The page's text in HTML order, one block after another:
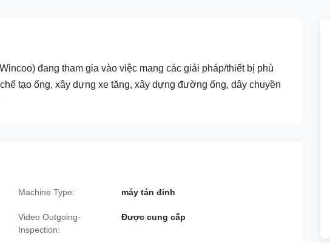
đang tham gia vào việc mang các giải pháp/thiết bị phù
tạo ống, xây dựng xe tăng, xây dựng đường ống, dây chuyền
Machine Type: máy tán đinh
Video Outgoing-
Inspection:
Được cung cấp